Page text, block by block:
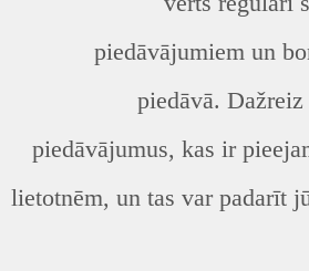
piedāvājumiem un
piedāvā.
piedāvājumus, kas ir
lietotnēm, un tas var padarīt